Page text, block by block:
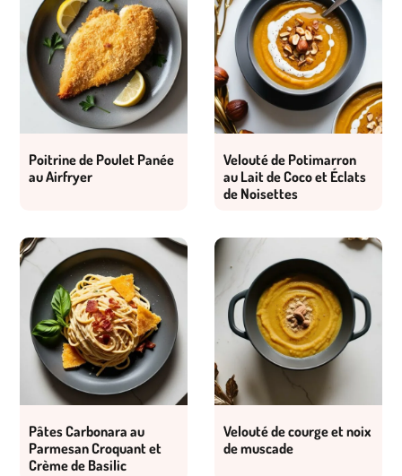
Poitrine de Poulet Panée
au Airfryer
Velouté de Potimarron
au Lait de Coco et Éclats
de Noisettes
Pâtes Carbonara au
Parmesan Croquant et
Crème de Basilic
Velouté de courge et noix
de muscade